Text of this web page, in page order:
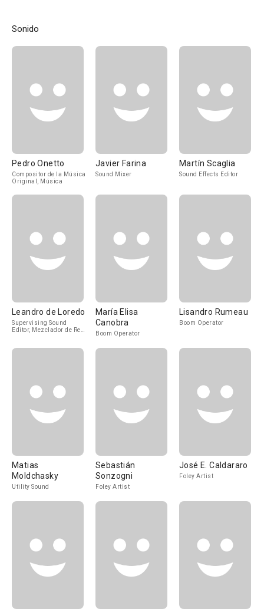
Sonido
Pedro Onetto
Compositor de la Música
Original, Música
Javier Farina
Sound Mixer
Martín Scaglia
Sound Effects Editor
Leandro de Loredo
Supervising Sound
Editor, Mezclador de Re-
María Elisa
Canobra
Boom Operator
Lisandro Rumeau
Boom Operator
Matias
Moldchasky
Utility Sound
Sebastián
Sonzogni
Foley Artist
José E. Caldararo
Foley Artist